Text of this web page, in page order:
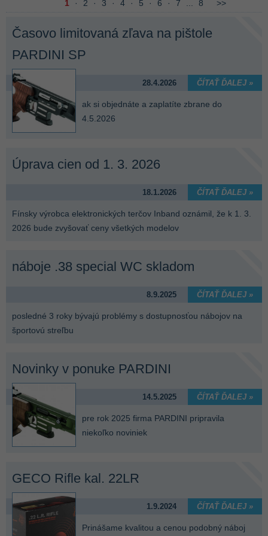
1 · 2 · 3 · 4 · 5 · 6 · 7 8 >>
Časovo limitovaná zľava na pištole
PARDINI SP
28.4.2026 ČÍTAŤ ĎALEJ »
ak si objednáte a zaplatíte zbrane do
4.5.2026
Úprava cien od 1. 3. 2026
18.1.2026 ČÍTAŤ ĎALEJ »
Fínsky výrobca elektronických terčov Inband oznámil, že k 1. 3.
2026 bude zvyšovať ceny všetkých modelov
náboje .38 special WC skladom
8.9.2025 ČÍTAŤ ĎALEJ »
posledné 3 roky bývajú problémy s dostupnosťou nábojov na
športovú streľbu
Novinky v ponuke PARDINI
14.5.2025 ČÍTAŤ ĎALEJ »
pre rok 2025 firma PARDINI pripravila
niekoľko noviniek
GECO Rifle kal. 22LR
1.9.2024 ČÍTAŤ ĎALEJ »
Prinášame kvalitou a cenou podobný náboj